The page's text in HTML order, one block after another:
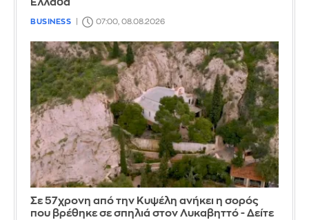
Ελλάδα
BUSINESS 07:00, 08.08.2026
Σε 57χρονη από την Κυψέλη ανήκει η σορός
που βρέθηκε σε σπηλιά στον Λυκαβηττό - Δείτε